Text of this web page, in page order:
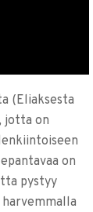
(Eliaksesta
jotta on
on
pystyy